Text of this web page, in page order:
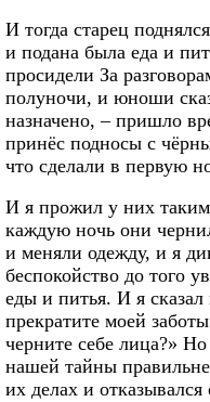
И тогда старец
и подана была еда и
просидели За
полуночи, и юноши
назначено, – пришло
принёс подносы с
что сделали в первую
И я прожил у них таким
каждую ночь они
и меняли одежду, и я
беспокойство до того
еды и питья. И я
прекратите моей
черните себе лица?»
нашей тайны
их делах и